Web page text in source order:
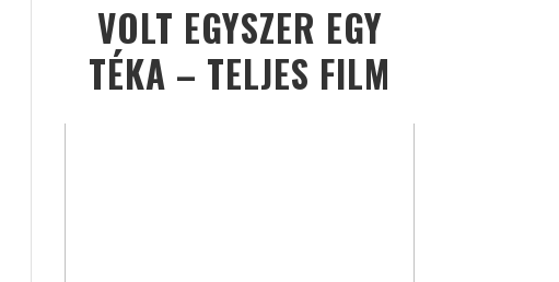
VOLT EGYSZER EGY
TÉKA – TELJES FILM